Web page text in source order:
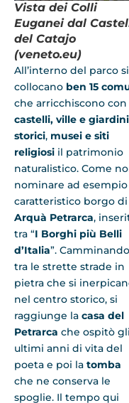
Vista dei Colli
Euganei dal
del Catajo
(veneto.eu)
All’interno del parco si
collocano ben 15
che arricchiscono con
castelli, ville e giardini
storici, musei e siti
religiosi il patrimonio
naturalistico. Come
nominare ad
caratteristico borgo di
Arquà Petrarca,
tra “I Borghi più Belli
d’Italia”. Camminando
tra le strette strade in
pietra che si
nel centro storico, si
raggiunge la casa del
Petrarca che ospitò gli
ultimi anni di vita del
poeta e poi la tomba
che ne conserva le
spoglie. Il tempo qui